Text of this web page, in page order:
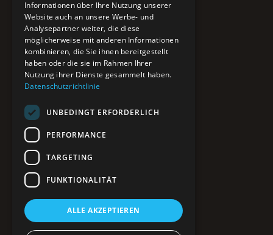
Pure BiH
Authentisches Bosnien & Herzegowina
Ein Teil des BTP Reise-Netzwerks.
POIs entdecken
Interaktive Karte
Reiseblog
Reiseinfos & Tipps
Impressum
Datenschutz
Informationen über Ihre Nutzung unserer
Website auch an unsere Werbe- und
Analysepartner weiter, die diese
möglicherweise mit anderen Informationen
kombinieren, die Sie ihnen bereitgestellt
haben oder die sie im Rahmen Ihrer
Nutzung ihrer Dienste gesammelt haben.
Datenschutzrichtlinie
UNBEDINGT ERFORDERLICH
PERFORMANCE
TARGETING
FUNKTIONALITÄT
ALLE AKZEPTIEREN